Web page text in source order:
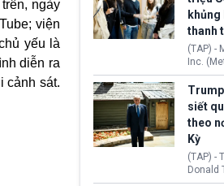
ngày
viện
yếu là
diễn ra
cảnh sát.
nghệ
kỳ thỏa
Tehran
chỉ
kịch
dịu
thanh
(TAP) -
Inc.
bang
cầu
USD
phục
định
toà xác
tảng
thuộc
siết
theo
Kỳ
(TAP) -
Donald
sắc